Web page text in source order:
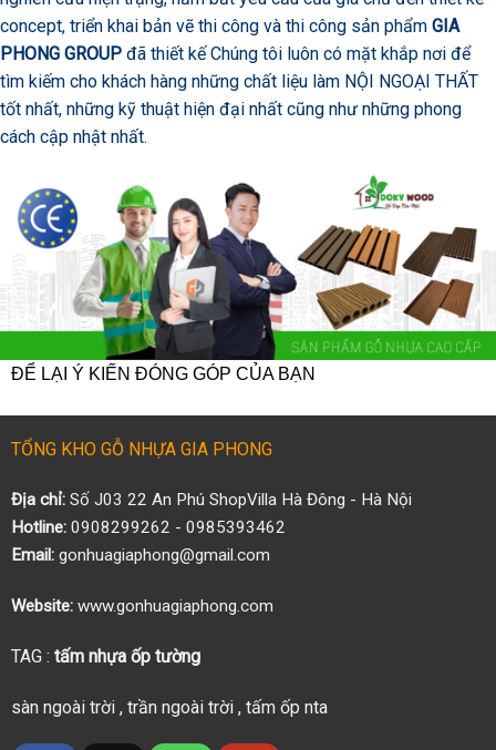
concept, triển khai bản vẽ thi công và thi công sản phẩm GIA
PHONG GROUP đã thiết kế Chúng tôi luôn có mặt khắp nơi để
tìm kiếm cho khách hàng những chất liệu làm NỘI NGOẠI THẤT
tốt nhất, những kỹ thuật hiện đại nhất cũng như những phong
cách cập nhật nhất.
ĐỂ LẠI Ý KIẾN ĐÓNG GÓP CỦA BẠN
TỔNG KHO GỖ NHỰA GIA PHONG
Địa chỉ:Số J03 22 An Phú ShopVilla Hà Đông - Hà Nội
Hotline:0908299262 - 0985393462
Email:gonhuagiaphong@gmail.com
Website:www.gonhuagiaphong.com
TAG : tấm nhựa ốp tường
sàn ngoài trời, trần ngoài trời, tấm ốp nta